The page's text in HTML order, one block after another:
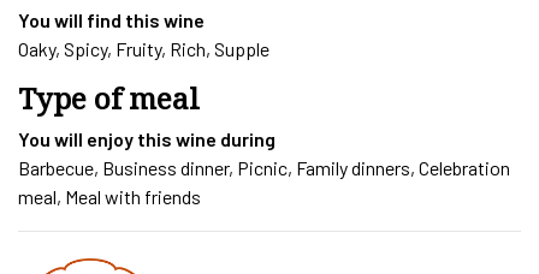
You will find this wine
Oaky, Spicy, Fruity, Rich, Supple
Type of meal
You will enjoy this wine during
Barbecue, Business dinner, Picnic, Family dinners, Celebration
meal, Meal with friends